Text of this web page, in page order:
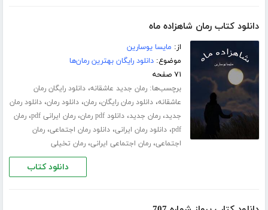
دانلود کتاب رمان شاهزاده ماه
از: مایسا یوسارین
موضوع:دانلود رایگان بهترین رمان‌ها
۷۱ صفحه
برچسب‌ها:رمان جدید عاشقانه،دانلود رایگان رمان
عاشقانه،دانلود رمان رایگان،رمان،دانلود رمان،دانلود رمان
جدید،رمان جدید،دانلود pdf رمان ،رمان ایرانی pdf ،رمان
pdf،دانلود رمان ایرانی،دانلود رمان اجتماعی،رمان
اجتماعی،رمان اجتماعی ایرانی،رمان تخیلی
دانلود کتاب